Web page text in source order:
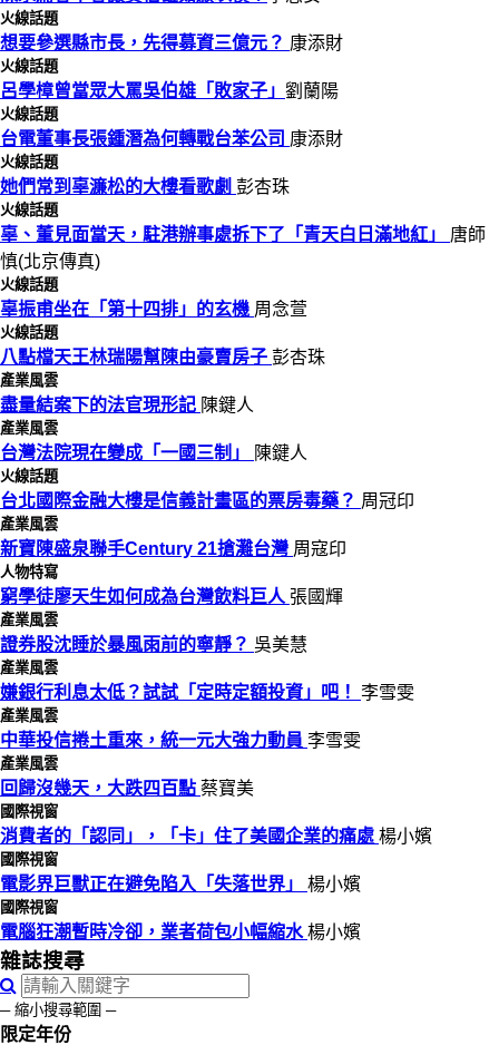
火線話題
想要參選縣市長，先得募資三億元？ 康添財
火線話題
呂學樟曾當眾大罵吳伯雄「敗家子」 劉蘭陽
火線話題
台電董事長張鍾潛為何轉戰台苯公司 康添財
火線話題
她們常到辜濂松的大樓看歌劇 彭杏珠
火線話題
辜、董見面當天，駐港辦事處拆下了「青天白日滿地紅」 唐師
慎(北京傳真)
火線話題
辜振甫坐在「第十四排」的玄機 周念萱
火線話題
八點檔天王林瑞陽幫陳由豪賣房子 彭杏珠
產業風雲
盡量結案下的法官現形記 陳鍵人
產業風雲
台灣法院現在變成「一國三制」 陳鍵人
火線話題
台北國際金融大樓是信義計畫區的票房毒藥？ 周冠印
產業風雲
新寶陳盛泉聯手Century 21搶灘台灣 周寇印
人物特寫
窮學徒廖天生如何成為台灣飲料巨人 張國輝
產業風雲
證券股沈睡於暴風雨前的寧靜？ 吳美慧
產業風雲
嫌銀行利息太低？試試「定時定額投資」吧！ 李雪雯
產業風雲
中華投信捲土重來，統一元大強力動員 李雪雯
產業風雲
回歸沒幾天，大跌四百點 蔡寶美
國際視窗
消費者的「認同」，「卡」住了美國企業的痛處 楊小嬪
國際視窗
電影界巨獸正在避免陷入「失落世界」 楊小嬪
國際視窗
電腦狂潮暫時冷卻，業者荷包小幅縮水楊小嬪
雜誌搜尋
─ 縮小搜尋範圍 ─
限定年份